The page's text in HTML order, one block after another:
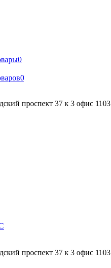
0
0
проспект 37 к 3 офис 1103
проспект 37 к 3 офис 1103